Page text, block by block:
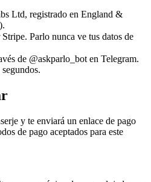
Ltd, registrado en England &
Parlo nunca ve tus datos de
de @askparlo_bot en Telegram.
y te enviará un enlace de pago
de pago aceptados para este